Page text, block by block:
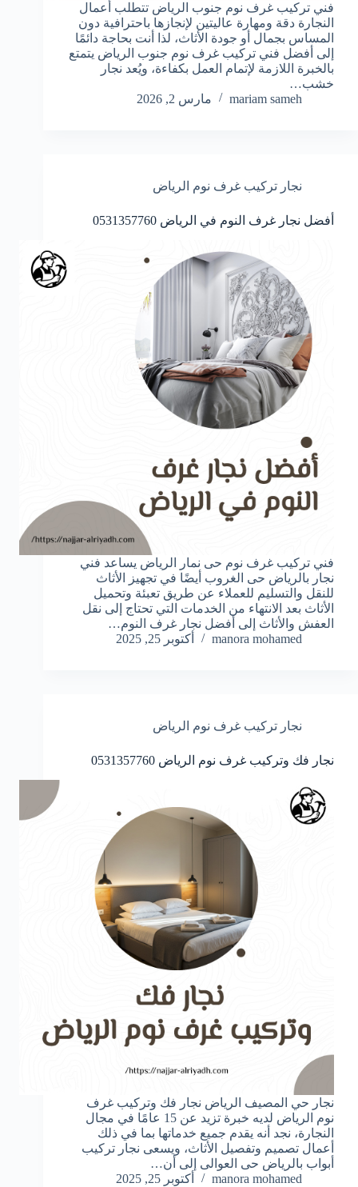
فني تركيب غرف نوم جنوب الرياض تتطلب أعمال
النجارة دقة ومهارة عاليتين لإنجازها باحترافية دون
المساس بجمال أو جودة الأثاث، لذا أنت بحاجة دائمًا
إلى أفضل فني تركيب غرف نوم جنوب الرياض يتمتع
بالخبرة اللازمة لإتمام العمل بكفاءة، ويُعد نجار
خشب…
mariam sameh
مارس 2, 2026
نجار تركيب غرف نوم الرياض
أفضل نجار غرف النوم في الرياض 0531357760
فني تركيب غرف نوم حى نمار الرياض يساعد فني
نجار بالرياض حى الغروب أيضًا في تجهيز الأثاث
للنقل والتسليم للعملاء عن طريق تعبئة وتحميل
الأثاث بعد الانتهاء من الخدمات التي تحتاج إلى نقل
العفش والأثاث إلى أفضل نجار غرف النوم…
manora mohamed
أكتوبر 25, 2025
نجار تركيب غرف نوم الرياض
نجار فك وتركيب غرف نوم الرياض 0531357760
نجار حي المصيف الرياض نجار فك وتركيب غرف
نوم الرياض لديه خبرة تزيد عن 15 عامًا في مجال
النجارة، نجد أنه يقدم جميع خدماتها بما في ذلك
أعمال تصميم وتفصيل الأثاث، ويسعى نجار تركيب
أبواب بالرياض حى العوالى إلى أن…
manora mohamed
أكتوبر 25, 2025